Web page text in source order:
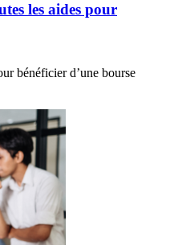
les aides pour
bénéficier d’une bourse